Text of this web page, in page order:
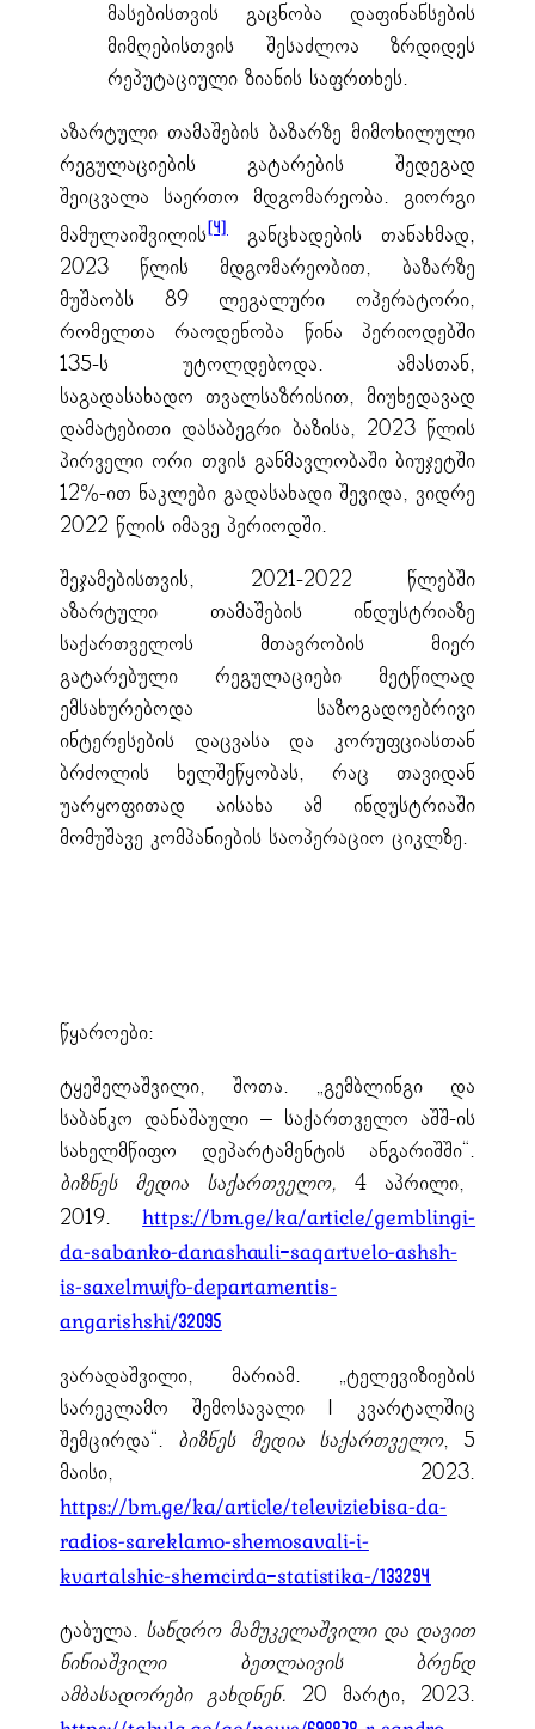
მასებისთვის გაცნობა დაფინანსების
მიმღებისთვის შესაძლოა ზრდიდეს
რეპუტაციული ზიანის საფრთხეს.
აზარტული თამაშების ბაზარზე მიმოხილული
რეგულაციების გატარების შედეგად
შეიცვალა საერთო მდგომარეობა. გიორგი
მამულაიშვილის [4] განცხადების თანახმად,
2023 წლის მდგომარეობით, ბაზარზე
მუშაობს 89 ლეგალური ოპერატორი,
რომელთა რაოდენობა წინა პერიოდებში
135-ს უტოლდებოდა. ამასთან,
საგადასახადო თვალსაზრისით, მიუხედავად
დამატებითი დასაბეგრი ბაზისა, 2023 წლის
პირველი ორი თვის განმავლობაში ბიუჯეტში
12%-ით ნაკლები გადასახადი შევიდა, ვიდრე
2022 წლის იმავე პერიოდში.
შეჯამებისთვის, 2021-2022 წლებში
აზარტული თამაშების ინდუსტრიაზე
საქართველოს მთავრობის მიერ
გატარებული რეგულაციები მეტწილად
ემსახურებოდა საზოგადოებრივი
ინტერესების დაცვასა და კორუფციასთან
ბრძოლის ხელშეწყობას, რაც თავიდან
უარყოფითად აისახა ამ ინდუსტრიაში
მომუშავე კომპანიების საოპერაციო ციკლზე.
წყაროები:
ტყეშელაშვილი, შოთა. „გემბლინგი და
საბანკო დანაშაული – საქართველო აშშ-ის
სახელმწიფო დეპარტამენტის ანგარიშში“.
ბიზნეს მედია საქართველო,4 აპრილი,
2019.https://bm.ge/ka/article/gemblingi-
da-sabanko-danashauli—saqartvelo-ashsh-
is-saxelmwifo-departamentis-
angarishshi/32095
ვარადაშვილი, მარიამ. „ტელევიზიების
სარეკლამო შემოსავალი I კვარტალშიც
შემცირდა“. ბიზნეს მედია საქართველო, 5
მაისი, 2023.
https://bm.ge/ka/article/televiziebisa-da-
radios-sareklamo-shemosavali-i-
kvartalshic-shemcirda—statistika-/133294
ტაბულა. სანდრო მამუკელაშვილი და დავით
ნინიაშვილი ბეთლაივის ბრენდ
ამბასადორები გახდნენ. 20 მარტი, 2023.